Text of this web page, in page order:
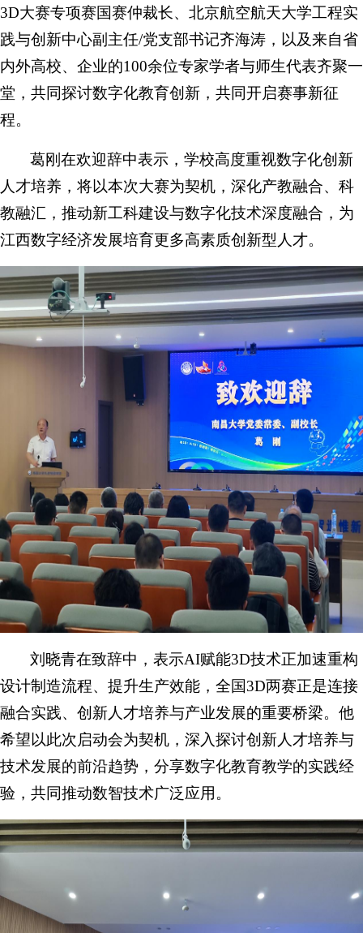
3D大赛专项赛国赛仲裁长、北京航空航天大学工程实
践与创新中心副主任/党支部书记齐海涛，以及来自省
内外高校、企业的100余位专家学者与师生代表齐聚一
堂，共同探讨数字化教育创新，共同开启赛事新征
程。
葛刚在欢迎辞中表示，学校高度重视数字化创新
人才培养，将以本次大赛为契机，深化产教融合、科
教融汇，推动新工科建设与数字化技术深度融合，为
江西数字经济发展培育更多高素质创新型人才。
刘晓青在致辞中，表示AI赋能3D技术正加速重构
设计制造流程、提升生产效能，全国3D两赛正是连接
融合实践、创新人才培养与产业发展的重要桥梁。他
希望以此次启动会为契机，深入探讨创新人才培养与
技术发展的前沿趋势，分享数字化教育教学的实践经
验，共同推动数智技术广泛应用。